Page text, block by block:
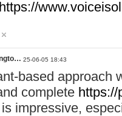
https://
25-06-05 18:43
based approach
complete https://
impressive,